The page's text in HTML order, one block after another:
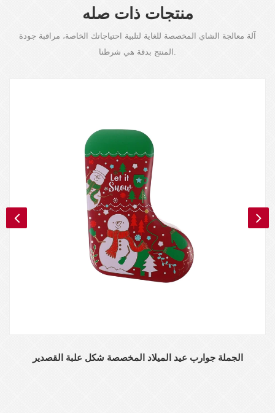
منتجات ذات صله
آلة معالجة الشاي المخصصة للغاية لتلبية احتياجاتك الخاصة، مراقبة جودة
الجملة جوارب عيد الميلاد المخصصة شكل علبة القصدير